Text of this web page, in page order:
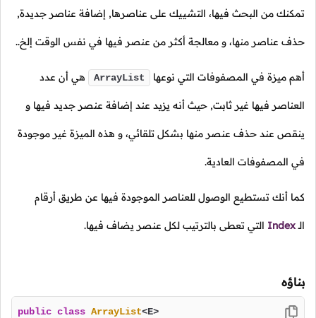
تمكنك من البحث فيها، التشييك على عناصرها, إضافة عناصر جديدة,
حذف عناصر منها، و معالجة أكثر من عنصر فيها في نفس الوقت إلخ..
أهم ميزة في المصفوفات التي نوعها ArrayList هي أن عدد
العناصر فيها غير ثابت, حيث أنه يزيد عند إضافة عنصر جديد فيها و
ينقص عند حذف عنصر منها بشكل تلقائي، و هذه الميزة غير موجودة
في المصفوفات العادية.
كما أنك تستطيع الوصول للعناصر الموجودة فيها عن طريق أرقام
الـIndex التي تعطى بالترتيب لكل عنصر يضاف فيها.
بناؤه
public class ArrayList